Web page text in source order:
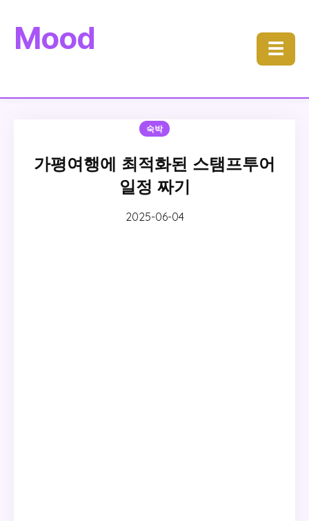
Mood ☰
숙박
가평여행에 최적화된 스탬프투어
일정 짜기
2025-06-04